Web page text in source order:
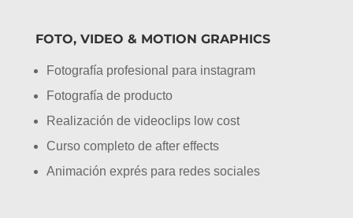
FOTO, VIDEO & MOTION GRAPHICS
Fotografía profesional para instagram
Fotografía de producto
Realización de videoclips low cost
Curso completo de after effects
Animación exprés para redes sociales